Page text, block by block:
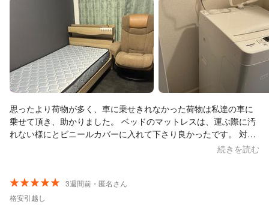
思ったより荷物が多く、車に乗せきれなかった荷物は私達の車に
乗せて頂き、助かりました。 ベッドのマットレスは、運ぶ際に汚
れない様にとビニールカバーに入れて下さり良かったです。 対応
も良く、また利用する機会がある時には是非！お願いしたいと思
続きを読む
3週間前・匿名さん
格安引越し